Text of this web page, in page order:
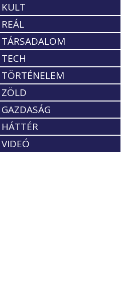
KULT
REÁL
TÁRSADALOM
TECH
TÖRTÉNELEM
ZÖLD
GAZDASÁG
HÁTTÉR
VIDEÓ